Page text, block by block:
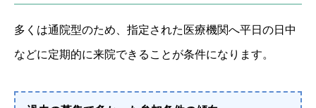
多くは通院型のため、指定された医療機関へ平日の日中
などに定期的に来院できることが条件になります。